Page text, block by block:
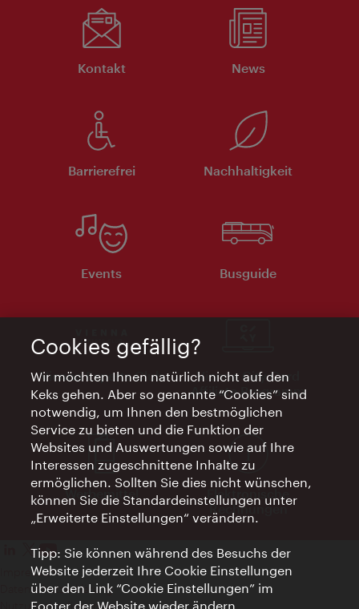
Kontakt News
Barrierefrei Nachhaltigkeit
Events Busguide
Vienna Experts Club
Vienna City Card
Affiliate Programm
Werbemittel
Elektronische
Rechnungen
Impressum
Datenschutzerklärung
Nutzungsbedingungen
Cookies gefällig?
Wir möchten Ihnen natürlich nicht auf den
Keks gehen. Aber so genannte “Cookies” sind
notwendig, um Ihnen den bestmöglichen
Service zu bieten und die Funktion der
Websites und Auswertungen sowie auf Ihre
Interessen zugeschnittene Inhalte zu
ermöglichen. Sollten Sie dies nicht wünschen,
können Sie die Standardeinstellungen unter
„Erweiterte Einstellungen“ verändern.
Tipp: Sie können während des Besuchs der
Website jederzeit Ihre Cookie Einstellungen
über den Link “Cookie Einstellungen” im
Footer der Website wieder ändern.